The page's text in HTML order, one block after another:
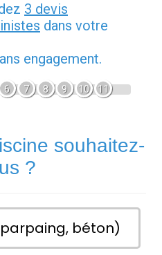
3 devis
dans votre
engagement.
6 7 8 9 10 11
souhaitez-
?
béton)